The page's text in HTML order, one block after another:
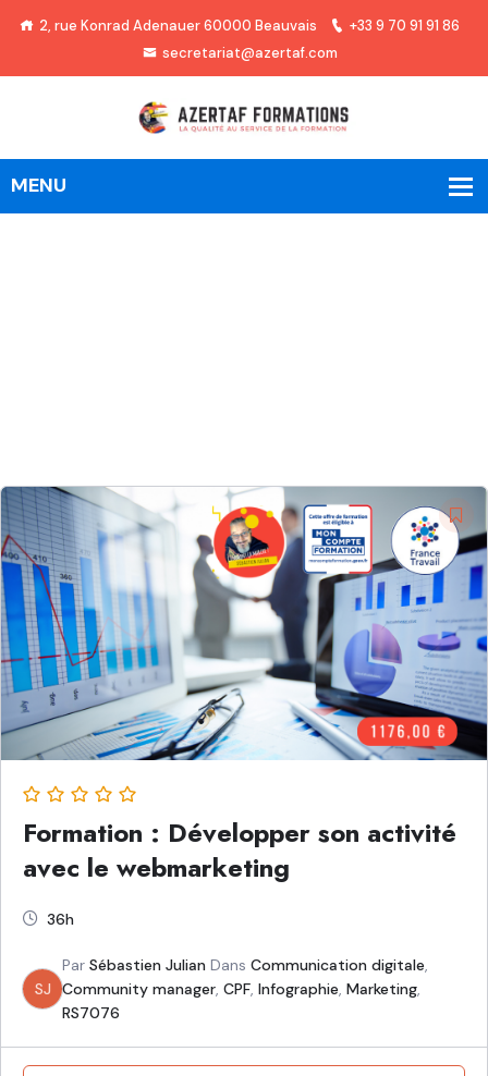
2, rue Konrad Adenauer 60000 Beauvais
+33 9 70 91 91 86
secretariat@azertaf.com
Formation : Développer son activité
avec le webmarketing
36h
SJ
Par Sébastien Julian Dans Communication digitale,
Community manager, CPF, Infographie, Marketing,
RS7076